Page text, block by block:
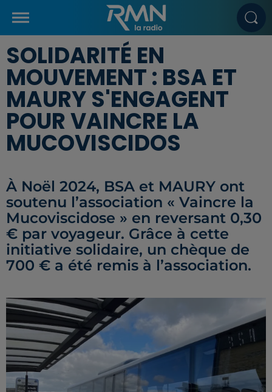
SOLIDARITÉ EN
MOUVEMENT : BSA ET
MAURY S'ENGAGENT
POUR VAINCRE LA
MUCOVISCIDOS
À Noël 2024, BSA et MAURY ont
soutenu l’association « Vaincre la
Mucoviscidose » en reversant 0,30
€ par voyageur. Grâce à cette
initiative solidaire, un chèque de
700 € a été remis à l’association.